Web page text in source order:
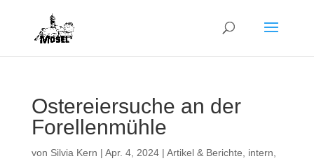
Ostereiersuche an der
Forellenmühle
von Silvia Kern | Apr. 4, 2024| Artikel & Berichte, intern,